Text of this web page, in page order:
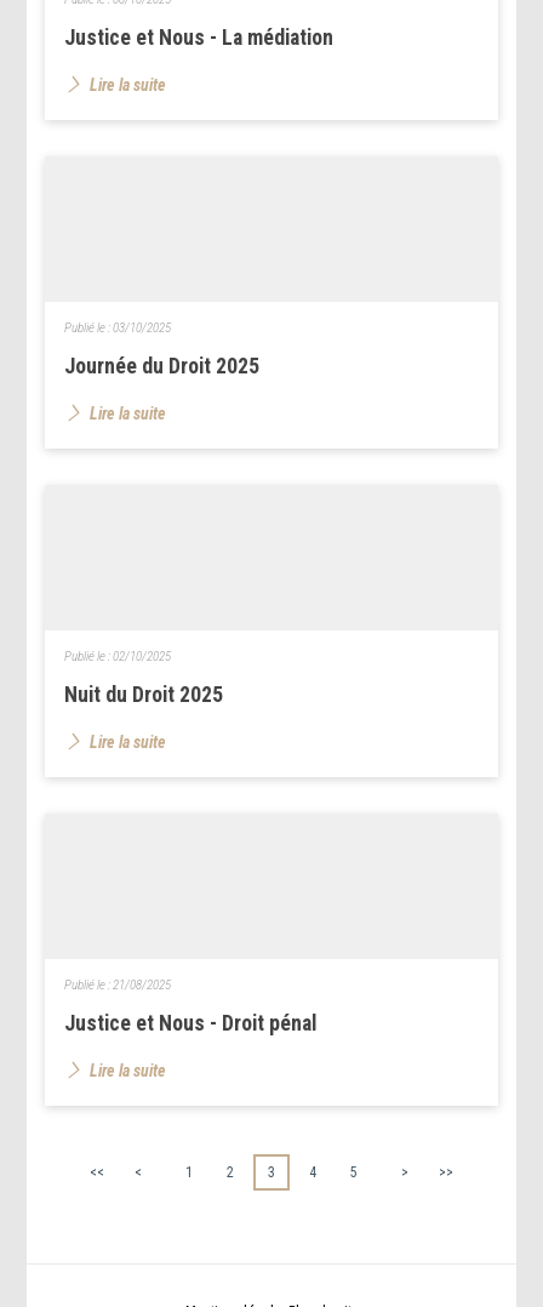
Justice et Nous - La médiation
Lire la suite
Journée du Droit 2025
Publié le :03/10/2025
Lire la suite
Nuit du Droit 2025
Publié le :02/10/2025
Lire la suite
Justice et Nous - Droit pénal
Publié le :21/08/2025
Lire la suite
<< < 1 2 3 4 5 > >>